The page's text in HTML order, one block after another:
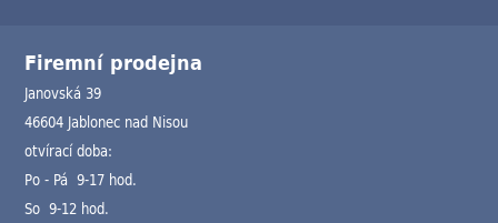
Firemní prodejna
Janovská 39
46604 Jablonec nad Nisou
otvírací doba:
Po - Pá 9-17 hod.
So 9-12 hod.